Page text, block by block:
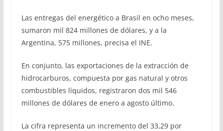
Las entregas del energético a Brasil en ocho meses,
sumaron mil 824 millones de dólares, y a la
Argentina, 575 millones, precisa el INE.
En conjunto, las exportaciones de la extracción de
hidrocarburos, compuesta por gas natural y otros
combustibles líquidos, registraron dos mil 546
millones de dólares de enero a agosto último.
La cifra representa un incremento del 33,29 por